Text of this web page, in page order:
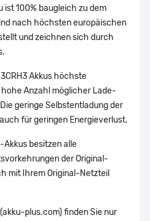
ist 100% baugleich zu dem
nach höchsten europäischen
und zeichnen sich durch
Akkus höchste
Anzahl möglicher Lade-
geringe Selbstentladung der
für geringen Energieverlust.
besitzen alle
der Original-
mit Ihrem Original-Netzteil
plus.com) finden Sie nur